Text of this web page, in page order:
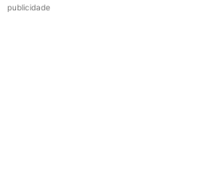
publicidade